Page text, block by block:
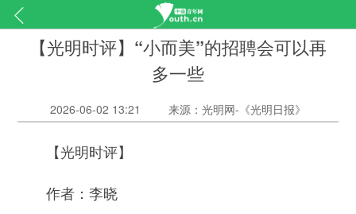
【光明时评】“小而美”的招聘会可以再
多一些
2026-06-02 13:21 来源：光明网-《光明日报》
【光明时评】
作者：李晓